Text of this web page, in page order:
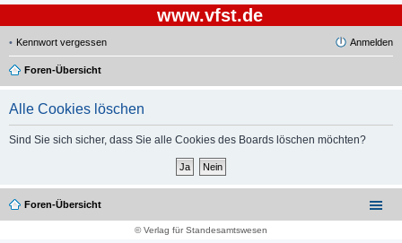
www.vfst.de
Kennwort vergessen Anmelden
Foren-Übersicht
Alle Cookies löschen
Sind Sie sich sicher, dass Sie alle Cookies des Boards löschen möchten?
Foren-Übersicht
© Verlag für Standesamtswesen